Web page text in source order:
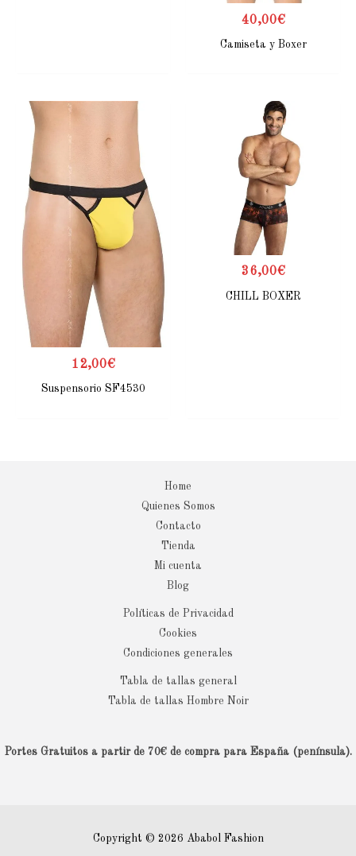
40,00€
Camiseta y Boxer
12,00€
Suspensorio SF4530
36,00€
CHILL BOXER
Home
Quienes Somos
Contacto
Tienda
Mi cuenta
Blog
Políticas de Privacidad
Cookies
Condiciones generales
Tabla de tallas general
Tabla de tallas Hombre Noir
Portes Gratuitos a partir de 70€ de compra para España (península).
Copyright © 2026 Ababol Fashion